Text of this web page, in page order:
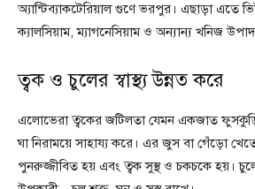
অ্যান্টিব্যাকটেরিয়াল গুণে ভরপুর। এছাড়া এতে
ক্যালসিয়াম, ম্যাগনেসিয়াম ও অন্যান্য খনিজ
ত্বক ও চুলের স্বাস্থ্য উন্নত করে
এলোভেরা ত্বকের জটিলতা যেমন একজাত
ঘা নিরাময়ে সাহায্য করে। এর জুস বা গেঁড়ো
পুনরুজ্জীবিত হয় এবং ত্বক সুস্থ ও চকচকে হয়।